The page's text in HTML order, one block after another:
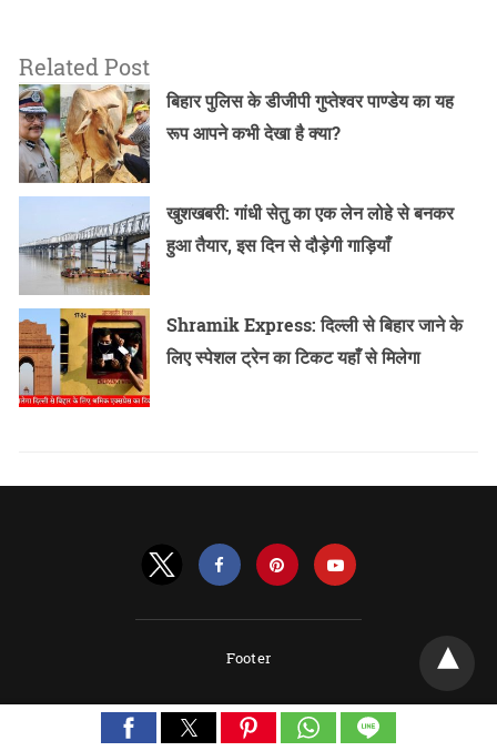
Related Post
बिहार पुलिस के डीजीपी गुप्तेश्वर पाण्डेय का यह
रूप आपने कभी देखा है क्या?
खुशखबरी: गांधी सेतु का एक लेन लोहे से बनकर
हुआ तैयार, इस दिन से दौड़ेगी गाड़ियाँ
Shramik Express: दिल्ली से बिहार जाने के
लिए स्पेशल ट्रेन का टिकट यहाँ से मिलेगा
Footer